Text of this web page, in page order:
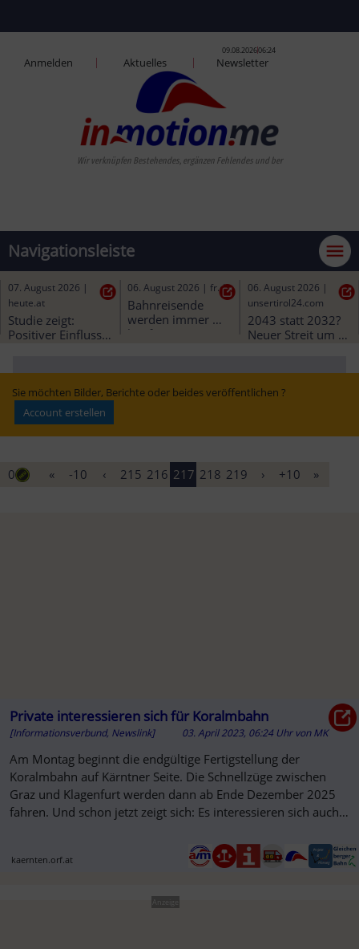
09.08.202606:24
Anmelden Aktuelles Newsletter
Wir verknüpfen Be
Navigationsleiste
07. August 2026 |
salzburg-verkehr.at
Linie 1 | Linie 28 -
Haltausfall
07. August 2026 |
heute.at
Studie zeigt:
Positiver Einfluss
NÖ | Heute.at
06. August 2026 | fr.de
Bahnreisende
werden immer
häufiger
Klasse-Regelung
auf
Sie möchten Bilder, Berichte oder beides veröffentlichen ?
Account erstellen
0 « -10 ‹ 215 216 217 218 219 › +10 »
Private interessieren sich für Koralmbahn
[Informationsverbund, Newslink] 03. April 2023, 06:24 Uhr vonMK
Am Montag beginnt die endgültige Fertigstellung der
Koralmbahn auf Kärntner Seite. Die Schnellzüge zwischen
Graz und Klagenfurt werden dann ab Ende Dezember 2025
fahren. Und schon jetzt zeigt sich: Es interessieren sich auch
kaernten.orf.at
Anzeige